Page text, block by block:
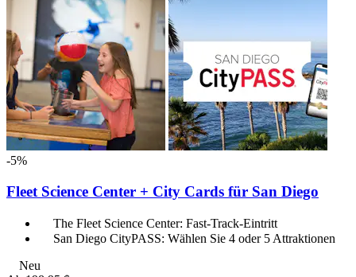
-5%
Fleet Science Center + City Cards für San Diego
The Fleet Science Center: Fast-Track-Eintritt
San Diego CityPASS: Wählen Sie 4 oder 5 Attraktionen
Neu